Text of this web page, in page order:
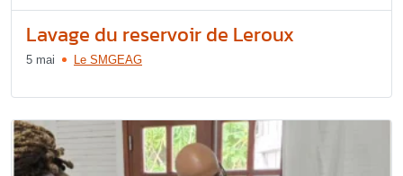
Lavage du reservoir de Leroux
5 mai Le SMGEAG